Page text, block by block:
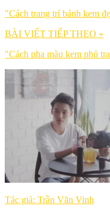
"Cách trang trí bánh kem
BÀI VIẾT TIẾP THEO »
"Cách pha màu kem phủ
Tác giả: Trần Văn Vinh